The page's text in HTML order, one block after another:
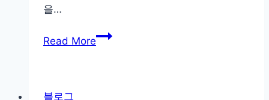
을…
Read MoreMLB
블로그